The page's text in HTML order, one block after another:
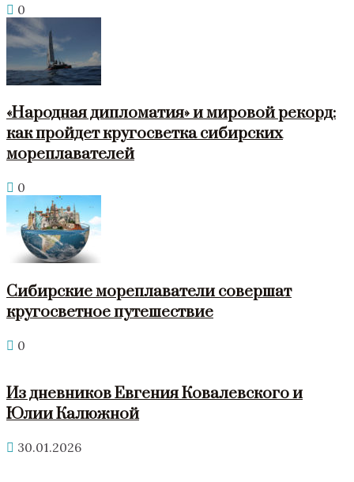
0
«Народная дипломатия» и мировой рекорд:
как пройдет кругосветка сибирских
мореплавателей
0
Сибирские мореплаватели совершат
кругосветное путешествие
0
Из дневников Евгения Ковалевского и
Юлии Калюжной
30.01.2026